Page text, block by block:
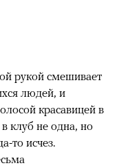
рукой смешивает
людей, и
красавицей в
клуб не одна, но
то исчез.